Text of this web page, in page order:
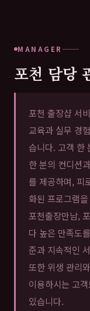
MANAGER
포천 담당
포천 출장샵 서
교육과 실무 경
습니다. 고객 한
한 분의 컨디션
를 제공하며, 피
화된 프로그램
포천출장만남,
다 높은 만족도
준과 지속적인
또한 위생 관리
이용하시는 고
있습니다.